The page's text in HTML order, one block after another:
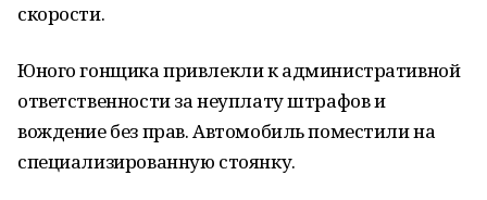
скорости.
Юного гонщика привлекли к административной
ответственности за неуплату штрафов и
вождение без прав. Автомобиль поместили на
специализированную стоянку.